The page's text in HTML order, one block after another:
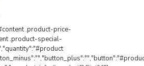
.product-price-
.product-special-